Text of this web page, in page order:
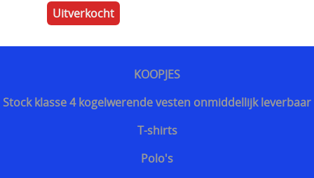
POLITIE UITRUSTING
Mouwen
Handschoenen
Bivakmutsen
Veel gestelde vragen
Mijn account
Contact
KOOPJES
Stock klasse 4 kogelwerende vesten onmiddellijk leverbaar
T-shirts
Polo's
Uitverkocht